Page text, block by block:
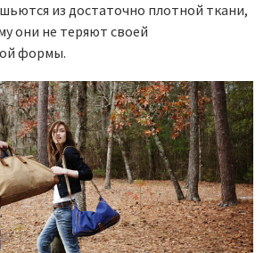
из достаточно плотной ткани,
они не теряют своей
формы.